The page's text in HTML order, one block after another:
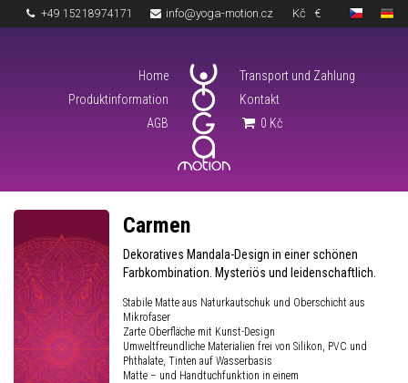
+49 15218974171 info@yoga-motion.cz Kč €
Home
Produktinformation
AGB
Transport und Zahlung
Kontakt
0 Kč
Carmen
Dekoratives Mandala-Design in einer schönen
Farbkombination. Mysteriös und leidenschaftlich.
Stabile Matte aus Naturkautschuk und Oberschicht aus
Mikrofaser
Zarte Oberfläche mit Kunst-Design
Umweltfreundliche Materialien frei von Silikon, PVC und
Phthalate, Tinten auf Wasserbasis
Matte – und Handtuchfunktion in einem